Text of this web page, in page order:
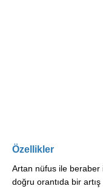
Özellikler
Artan nüfus ile beraber
doğru orantıda bir